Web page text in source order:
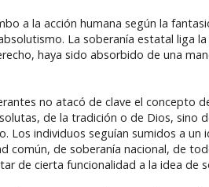
a la acción humana según la
La soberanía estatal liga
haya sido absorbido de una
no atacó de clave el concepto
de la tradición o de Dios, sino
Los individuos seguían sumidos a
común, de soberanía nacional, de
de cierta funcionalidad a la idea de